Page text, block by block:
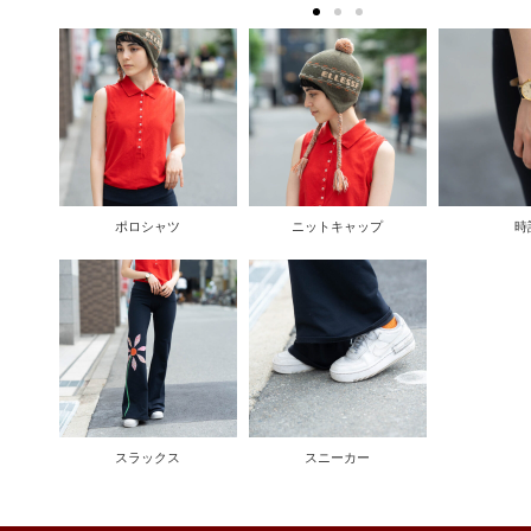
ポロシャツ ニットキャップ 時
スラックス スニーカー